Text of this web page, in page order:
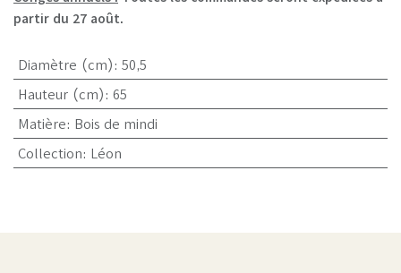
partir du 27 août.
Diamètre (cm): 50,5
Hauteur (cm): 65
Matière: Bois de mindi
Collection: Léon